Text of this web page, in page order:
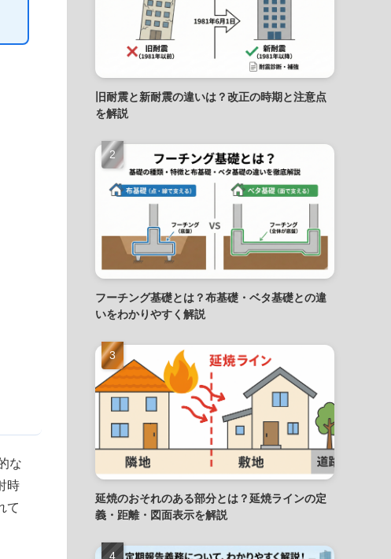
な
時
て
旧耐震と新耐震の違いは？改正の時期と注意点
を解説
フーチング基礎とは？布基礎・ベタ基礎との違
いをわかりやすく解説
延焼のおそれのある部分とは？延焼ラインの定
義・距離・図面表示を解説